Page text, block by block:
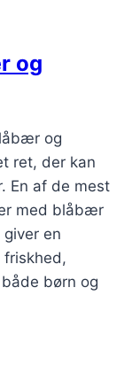
og
og
ret, der kan
En af de mest
med blåbær
en
friskhed,
børn og